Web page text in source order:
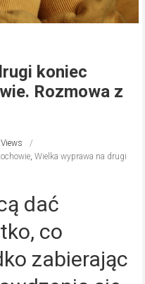
koniec
Rozmowa z
, Wielka wyprawa na drugi
dać
co
zabierając